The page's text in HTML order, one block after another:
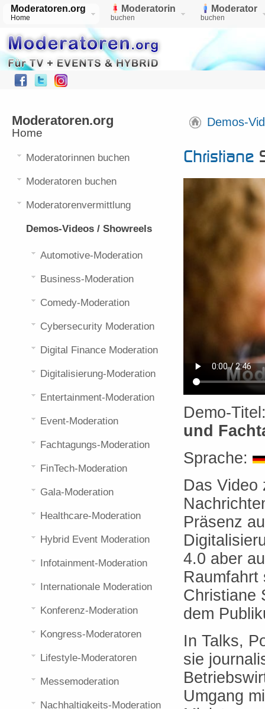
Moderatoren.org
Home
Moderatorin
buchen
Moderator
buchen
Demos-
Christiane
Demo-
und
Sprache:
Das Video
Präsenz
4.0 aber
Raumfahrt
Christiane
dem
In Talks,
sie
Umgang
Moderatoren.org
Home
Moderatorinnen buchen
Moderatoren buchen
Moderatorenvermittlung
Demos-Videos / Showreels
Automotive-Moderation
Business-Moderation
Comedy-Moderation
Cybersecurity Moderation
Digital Finance Moderation
Digitalisierung-Moderation
Entertainment-Moderation
Event-Moderation
Fachtagungs-Moderation
FinTech-Moderation
Gala-Moderation
Healthcare-Moderation
Hybrid Event Moderation
Infotainment-Moderation
Internationale Moderation
Konferenz-Moderation
Kongress-Moderatoren
Lifestyle-Moderatoren
Messemoderation
Nachhaltigkeits-Moderation